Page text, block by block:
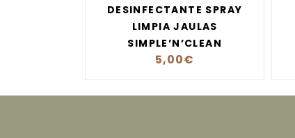
DESINFECTANTE SPRAY
LIMPIA JAULAS
SIMPLE’N’CLEAN
5,00€